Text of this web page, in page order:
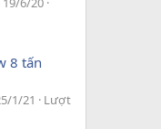
8 tấn
1/21
Lượt